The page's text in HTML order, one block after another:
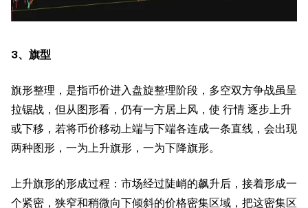
3、旗型
旗形整理，是指币价进入盘旋整理阶段，多空双方争战虽呈
拉锯战，但从图形看，仍有一方居上风，使 行情 逐步上升
或下移，若将币价移动上端与下端各连成一条直线，会出现
两种图形，一为上升旗形，一为下降旗形。
上升旗形的形成过程：市场经过陡峭的飙升后，接着形成一
个紧密，狭窄和稍微向下倾斜的价格密集区域，把这密集区